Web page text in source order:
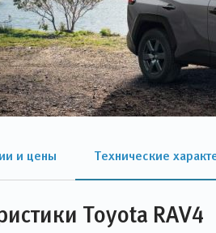
и цены Технические
Toyota RAV4